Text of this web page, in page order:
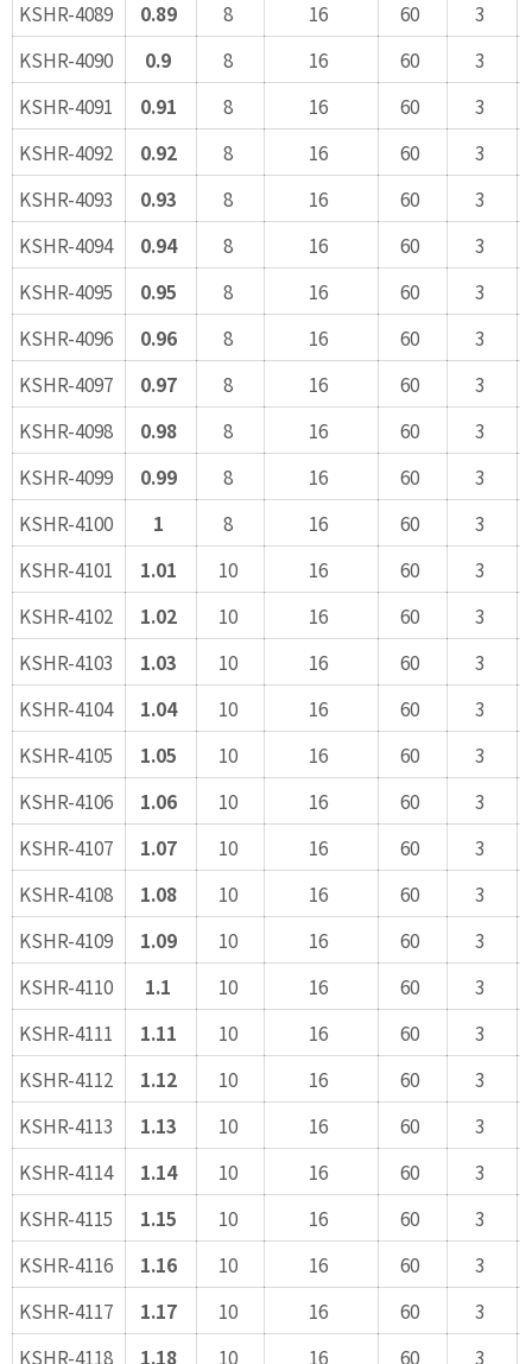
KSHR-4089
0.89 8 16 60
3
KSHR-4090
0.9 8 16 60
3
KSHR-4091
0.91 8 16 60
3
KSHR-4092
0.92 8 16 60
3
KSHR-4093
0.93 8 16 60
3
KSHR-4094
0.94 8 16 60
3
KSHR-4095
0.95 8 16 60
3
KSHR-4096
0.96 8 16 60
3
KSHR-4097
0.97 8 16 60
3
KSHR-4098
0.98 8 16 60
3
KSHR-4099
0.99 8 16 60
3
KSHR-4100
1 8 16 60
3
KSHR-4101
1.01 10 16 60
3
KSHR-4102
1.02 10 16 60
3
KSHR-4103
1.03 10 16 60
3
KSHR-4104
1.04 10 16 60
3
KSHR-4105
1.05 10 16 60
3
KSHR-4106
1.06 10 16 60
3
KSHR-4107
1.07 10 16 60
3
KSHR-4108
1.08 10 16 60
3
KSHR-4109
1.09 10 16 60
3
KSHR-4110
1.1 10 16 60
3
KSHR-4111
1.11 10 16 60
3
KSHR-4112
1.12 10 16 60
3
KSHR-4113
1.13 10 16 60
3
KSHR-4114
1.14 10 16 60
3
KSHR-4115
1.15 10 16 60
3
KSHR-4116
1.16 10 16 60
3
KSHR-4117
1.17 10 16 60
3
KSHR-4118
1.18 10 16 60
3